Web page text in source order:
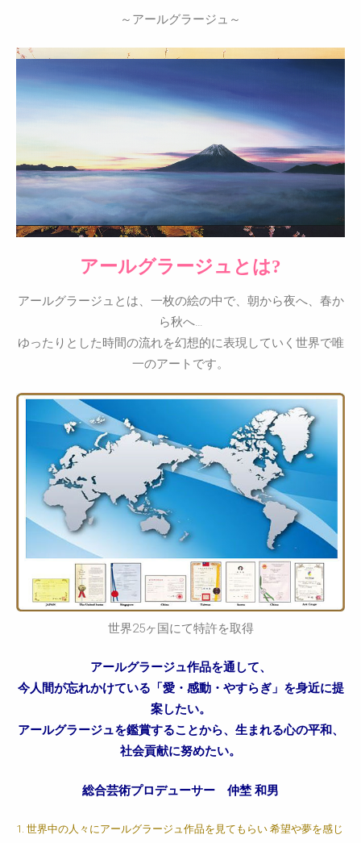
～アールグラージュ～
アールグラージュとは?
アールグラージュとは、一枚の絵の中で、朝から夜へ、春か
ら秋へ…
ゆったりとした時間の流れを幻想的に表現していく世界で唯
一のアートです。
世界25ヶ国にて特許を取得
アールグラージュ作品を通して、
今人間が忘れかけている「愛・感動・やすらぎ」を身近に提
案したい。
アールグラージュを鑑賞することから、生まれる心の平和、
社会貢献に努めたい。
総合芸術プロデューサー 仲埜 和男
世界中の人々にアールグラージュ作品を見てもらい 希望や夢を感じ